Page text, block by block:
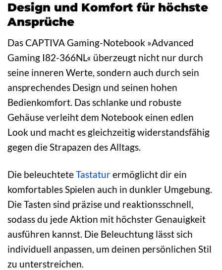
Design und Komfort für höchste
Ansprüche
Das CAPTIVA Gaming-Notebook »Advanced
Gaming I82-366NL« überzeugt nicht nur durch
seine inneren Werte, sondern auch durch sein
ansprechendes Design und seinen hohen
Bedienkomfort. Das schlanke und robuste
Gehäuse verleiht dem Notebook einen edlen
Look und macht es gleichzeitig widerstandsfähig
gegen die Strapazen des Alltags.
Die beleuchteteTastaturermöglicht dir ein
komfortables Spielen auch in dunkler Umgebung.
Die Tasten sind präzise und reaktionsschnell,
sodass du jede Aktion mit höchster Genauigkeit
ausführen kannst. Die Beleuchtung lässt sich
individuell anpassen, um deinen persönlichen Stil
zu unterstreichen.